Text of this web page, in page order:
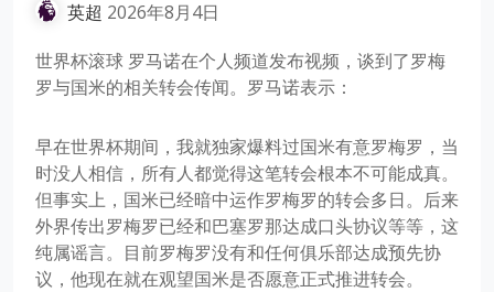
英超 2026年8月4日
世界杯滚球 罗马诺在个人频道发布视频，谈到了罗梅
罗与国米的相关转会传闻。罗马诺表示：
早在世界杯期间，我就独家爆料过国米有意罗梅罗，当
时没人相信，所有人都觉得这笔转会根本不可能成真。
但事实上，国米已经暗中运作罗梅罗的转会多日。后来
外界传出罗梅罗已经和巴塞罗那达成口头协议等等，这
纯属谣言。目前罗梅罗没有和任何俱乐部达成预先协
议，他现在就在观望国米是否愿意正式推进转会。